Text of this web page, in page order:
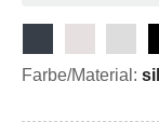
Farbe/Material: